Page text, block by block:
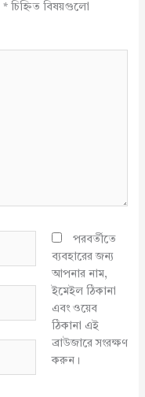
*চিহ্নিত বিষয়গুলো
পরবর্তীতে
ব্যবহারের জন্য
আপনার নাম,
ইমেইল ঠিকানা
এবং ওয়েব
ঠিকানা এই
ব্রাউজারে সংরক্ষণ
করুন।